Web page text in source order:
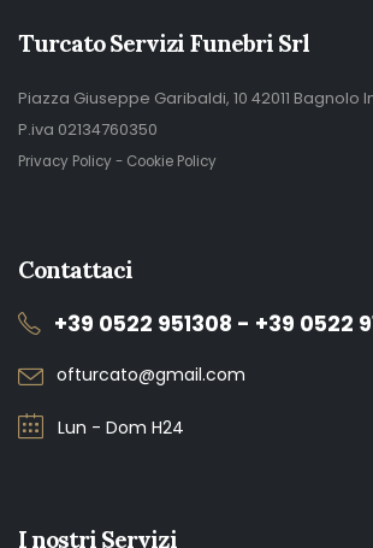
Turcato Servizi Funebri Srl
Piazza Giuseppe Garibaldi, 10 42011 Bagnolo
P.iva 02134760350
Privacy Policy- Cookie Policy
Contattaci
+39 0522 951308 - +39 0522
ofturcato@gmail.com
Lun - Dom H24
I nostri Servizi